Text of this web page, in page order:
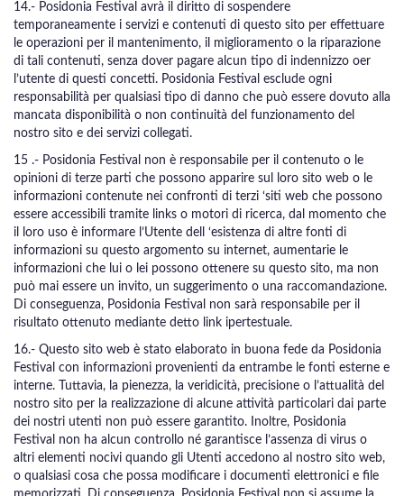
14.- Posidonia Festival avrà il diritto di sospendere
temporaneamente i servizi e contenuti di questo sito per effettuare
le operazioni per il mantenimento, il miglioramento o la riparazione
di tali contenuti, senza dover pagare alcun tipo di indennizzo oer
l’utente di questi concetti. Posidonia Festival esclude ogni
responsabilità per qualsiasi tipo di danno che può essere dovuto alla
mancata disponibilità o non continuità del funzionamento del
nostro sito e dei servizi collegati.
15 .- Posidonia Festival non è responsabile per il contenuto o le
opinioni di terze parti che possono apparire sul loro sito web o le
informazioni contenute nei confronti di terzi ‘siti web che possono
essere accessibili tramite links o motori di ricerca, dal momento che
il loro uso è informare l’Utente dell ‘esistenza di altre fonti di
informazioni su questo argomento su internet, aumentarie le
informazioni che lui o lei possono ottenere su questo sito, ma non
può mai essere un invito, un suggerimento o una raccomandazione.
Di conseguenza, Posidonia Festival non sarà responsabile per il
risultato ottenuto mediante detto link ipertestuale.
16.- Questo sito web è stato elaborato in buona fede da Posidonia
Festival con informazioni provenienti da entrambe le fonti esterne e
interne. Tuttavia, la pienezza, la veridicità, precisione o l’attualità del
nostro sito per la realizzazione di alcune attività particolari dai parte
dei nostri utenti non può essere garantito. Inoltre, Posidonia
Festival non ha alcun controllo né garantisce l’assenza di virus o
altri elementi nocivi quando gli Utenti accedono al nostro sito web,
o qualsiasi cosa che possa modificare i documenti elettronici e file